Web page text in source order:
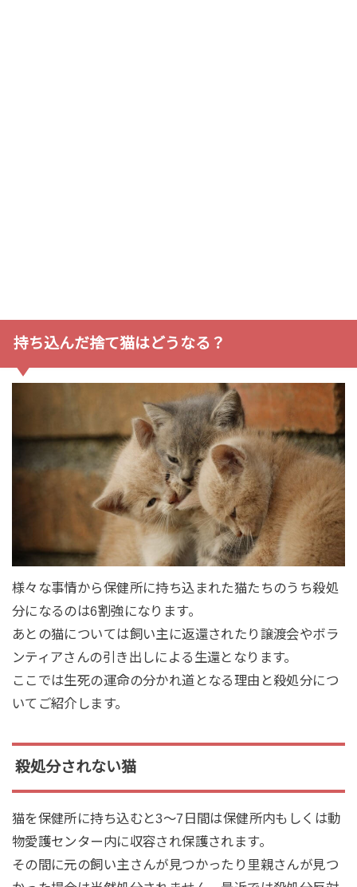
持ち込んだ捨て猫はどうなる？
様々な事情から保健所に持ち込まれた猫たちのうち殺処
分になるのは6割強になります。
あとの猫については飼い主に返還されたり譲渡会やボラ
ンティアさんの引き出しによる生還となります。
ここでは生死の運命の分かれ道となる理由と殺処分につ
いてご紹介します。
殺処分されない猫
猫を保健所に持ち込むと3～7日間は保健所内もしくは動
物愛護センター内に収容され保護されます。
その間に元の飼い主さんが見つかったり里親さんが見つ